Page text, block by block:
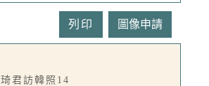
列印
琦君訪韓照14